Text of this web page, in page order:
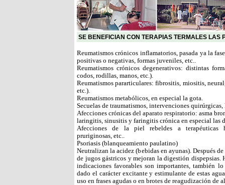
SE BENEFICIAN CON TERAPIAS TERMALES LAS
Reumatismos crónicos inflamatorios, pasada ya la
positivas o negativas, formas juveniles, etc..
Reumatismos crónicos degenerativos: distintas
codos, rodillas, manos, etc.).
Reumatismos pararticulares: fibrositis, miositis,
etc.).
Reumatismos metabólicos, en especial la gota.
Secuelas de traumatismos, intervenciones
Afecciones crónicas del aparato respiratorio: asma
laringitis, sinusitis y faringitis crónica en especial las
Afecciones de la piel rebeldes a terapéuticas
pruriginosas, etc..
Psoriasis (blanqueamiento paulatino)
Neutralizan la acidez (bebidas en ayunas). Después
de jugos gástricos y mejoran la digestión dispepsias.
indicaciones favorables son importantes, también
dado el carácter excitante y estimulante de estas
uso en frases agudas o en brotes de reagudización de